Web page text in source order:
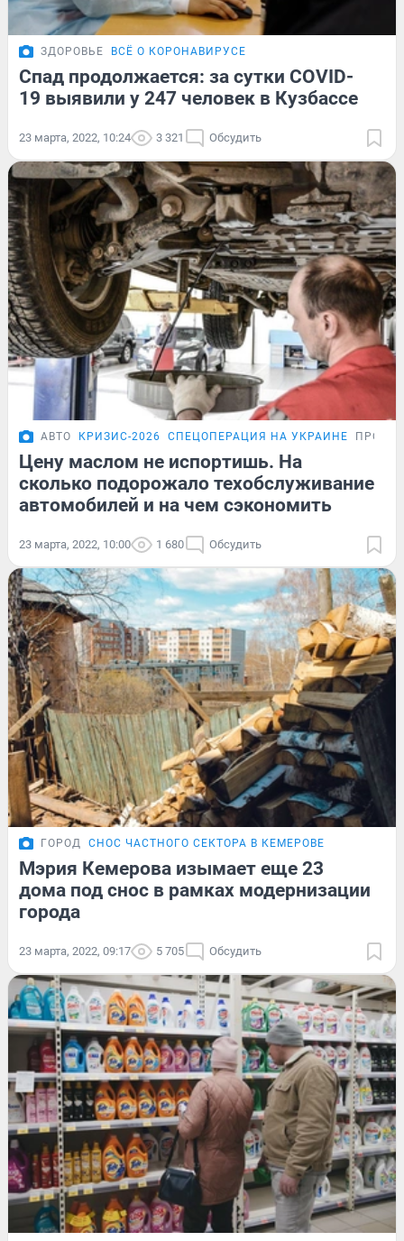
ЗДОРОВЬЕ ВСЁ О КОРОНАВИРУСЕ
Спад продолжается: за сутки COVID-
19 выявили у 247 человек в Кузбассе
23 марта, 2022, 10:24 3 321 Обсудить
АВТО КРИЗИС-2026 СПЕЦОПЕРАЦИЯ НА УКРАИНЕ
Цену маслом не испортишь. На
сколько подорожало техобслуживание
автомобилей и на чем сэкономить
23 марта, 2022, 10:00 1 680 Обсудить
ГОРОД СНОС ЧАСТНОГО СЕКТОРА В КЕМЕРОВЕ
Мэрия Кемерова изымает еще 23
дома под снос в рамках модернизации
города
23 марта, 2022, 09:17 5 705 Обсудить